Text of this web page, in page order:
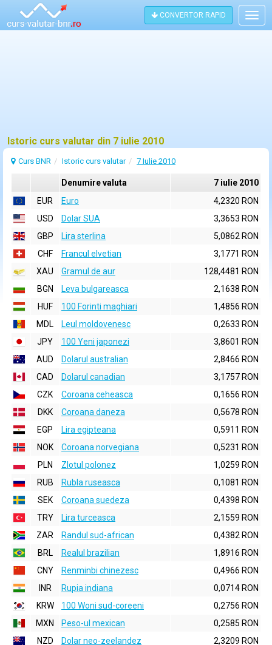
CONVERTOR RAPID
Istoric curs valutar din 7 iulie 2010
Curs BNR Istoric curs valutar 7 Iulie 2010
Denumire valuta
7 iulie 2010
EUR
Euro
4,2320 RON
USD
Dolar SUA
3,3653 RON
GBP
Lira sterlina
5,0862 RON
CHF
Francul elvetian
3,1771 RON
XAU
Gramul de aur
128,4481 RON
BGN
Leva bulgareasca
2,1638 RON
HUF
100 Forinti maghiari
1,4856 RON
MDL
Leul moldovenesc
0,2633 RON
JPY
100 Yeni japonezi
3,8601 RON
AUD
Dolarul australian
2,8466 RON
CAD
Dolarul canadian
3,1757 RON
CZK
Coroana ceheasca
0,1656 RON
DKK
Coroana daneza
0,5678 RON
EGP
Lira egipteana
0,5911 RON
NOK
Coroana norvegiana
0,5231 RON
PLN
Zlotul polonez
1,0259 RON
RUB
Rubla ruseasca
0,1081 RON
SEK
Coroana suedeza
0,4398 RON
TRY
Lira turceasca
2,1559 RON
ZAR
Randul sud-african
0,4382 RON
BRL
Realul brazilian
1,8916 RON
CNY
Renminbi chinezesc
0,4966 RON
INR
Rupia indiana
0,0714 RON
KRW
100 Woni sud-coreeni
0,2756 RON
MXN
Peso-ul mexican
0,2585 RON
NZD
Dolar neo-zeelandez
2,3209 RON